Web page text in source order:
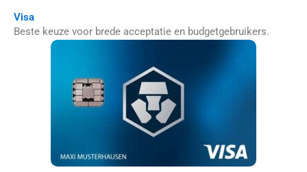
Visa
Beste keuze voor brede acceptatie en budgetgebruikers.